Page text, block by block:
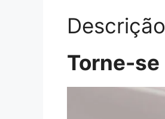
Descrição
Torne-se